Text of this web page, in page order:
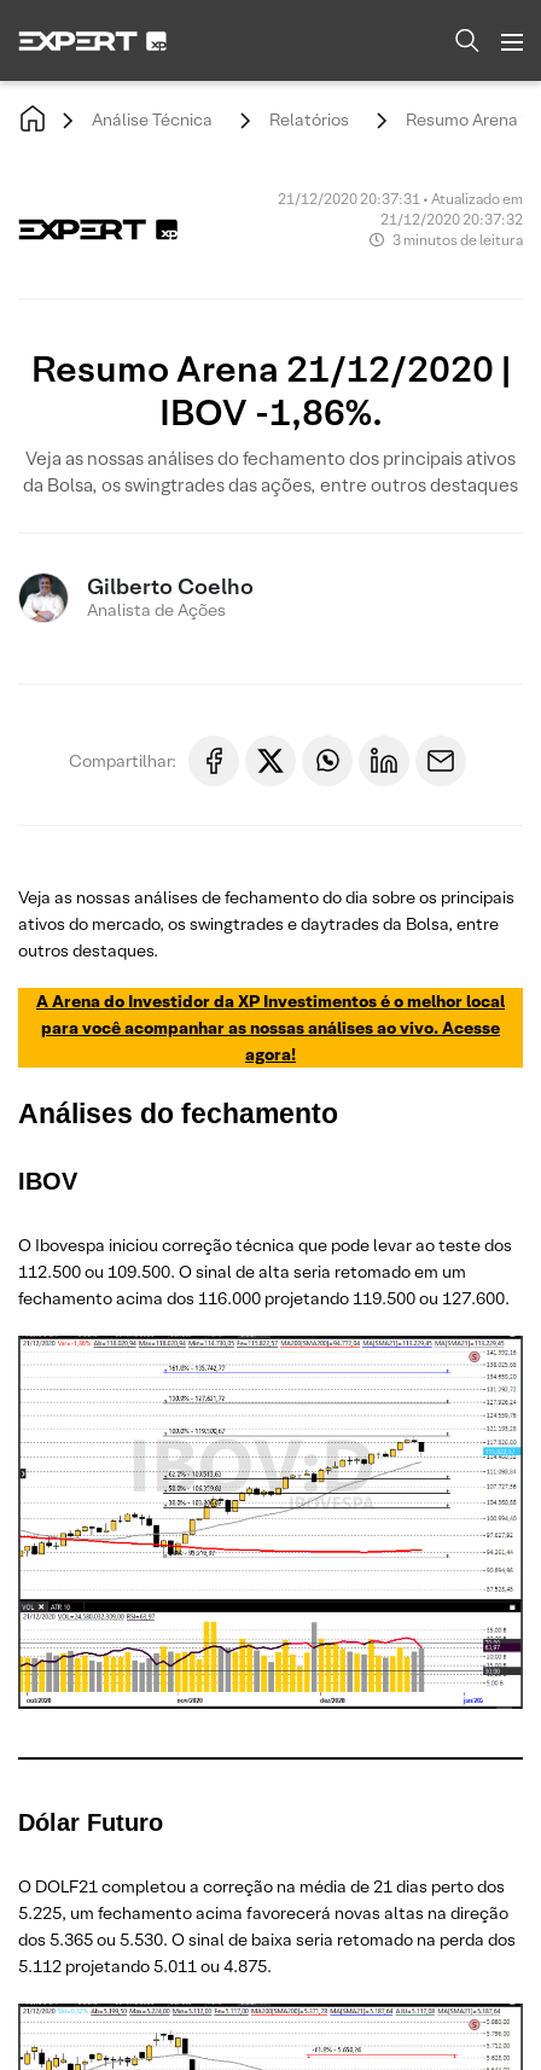
Análise Técnica Relatórios Resumo Arena
21/12/2020 20:37:31 • Atualizado em
21/12/2020 20:37:32
3 minutos de leitura
Resumo Arena 21/12/2020 |
IBOV -1,86%.
Veja as nossas análises do fechamento dos principais ativos
da Bolsa, os swingtrades das ações, entre outros destaques
Gilberto Coelho
Analista de Ações
Compartilhar:
Veja as nossas análises de fechamento do dia sobre os principais
ativos do mercado, os swingtrades e daytrades da Bolsa, entre
outros destaques.
A Arena do Investidor da XP Investimentos é o melhor local
para você acompanhar as nossas análises ao vivo. Acesse
agora!
Análises do fechamento
IBOV
O Ibovespa iniciou correção técnica que pode levar ao teste dos
112.500 ou 109.500. O sinal de alta seria retomado em um
fechamento acima dos 116.000 projetando 119.500 ou 127.600.
Dólar Futuro
O DOLF21 completou a correção na média de 21 dias perto dos
5.225, um fechamento acima favorecerá novas altas na direção
dos 5.365 ou 5.530. O sinal de baixa seria retomado na perda dos
5.112 projetando 5.011 ou 4.875.